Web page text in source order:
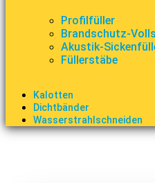
Profilfüller
Brandschutz-
Akustik-
Füllerstäbe
Kalotten
Dichtbänder
Wasserstrahlschneiden